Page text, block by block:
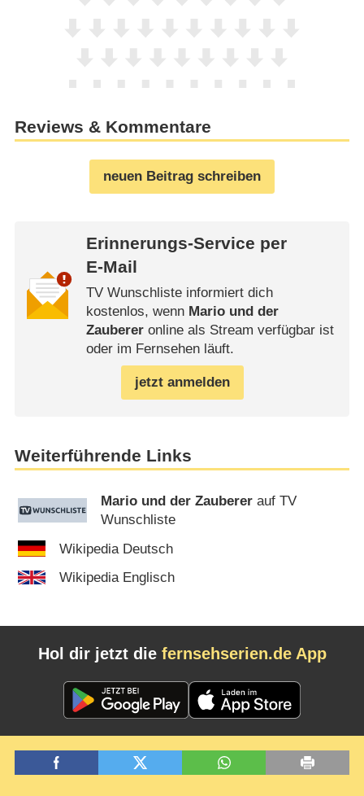
Reviews & Kommentare
neuen Beitrag schreiben
Erinnerungs-Service per
E-Mail
TV Wunschliste informiert dich
kostenlos, wenn Mario und der
Zaubereronline als Stream verfügbar ist
oder im Fernsehen läuft.
jetzt anmelden
Weiterführende Links
Mario und der Zauberer auf TV
Wunschliste
Wikipedia Deutsch
Wikipedia Englisch
Hol dir jetzt die fernsehserien.de App